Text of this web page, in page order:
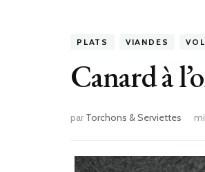
PLATS VIANDES
Canard à
par Torchons & Serviettes